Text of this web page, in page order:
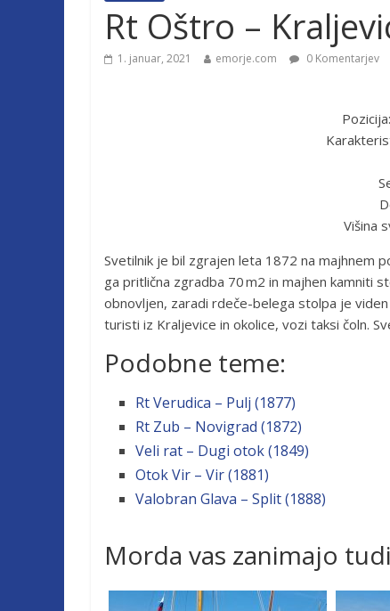
Rt Oštro –
1. januar, 2021 emorje.com 0 Komentarjev
Višina
Svetilnik je bil zgrajen leta 1872 na majhnem
ga pritlična zgradba 70 m2 in majhen kamniti
obnovljen, zaradi rdeče-belega stolpa je
turisti iz Kraljevice in okolice, vozi taksi čoln.
Podobne teme:
Rt Verudica – Pulj (1877)
Rt Zub – Novigrad (1872)
Veli rat – Dugi otok (1849)
Otok Vir – Vir (1881)
Valobran Glava – Split (1888)
Morda vas zanimajo